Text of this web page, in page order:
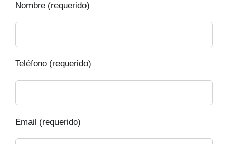
Nombre (requerido)
Teléfono (requerido)
Email (requerido)